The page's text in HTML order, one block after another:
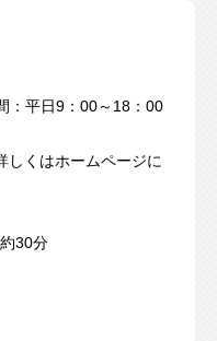
平日9：00～18：00
くはホームページに
30分